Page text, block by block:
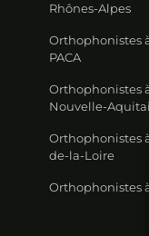
Rhônes-Alpes
Orthophonistes
PACA
Orthophonistes
Nouvelle-
Orthophonistes
de-la-Loire
Orthophonistes